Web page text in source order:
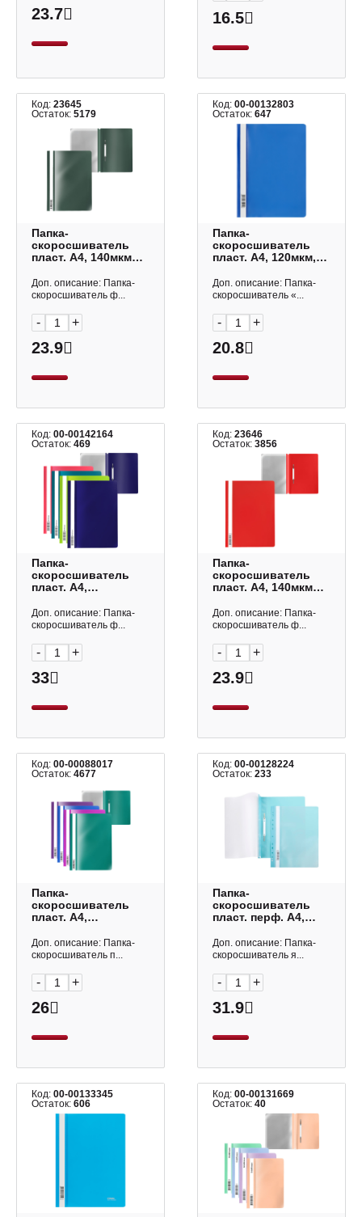
23.7 16.5
Код: 23645
Остаток: 5179
Папка-
скоросшиватель
пласт. А4, 140мкм
Классика" зеленый
ЕК16705/30659/46110/5000
Доп. описание: Папка-
скоросшиватель ф...
- +
23.9
Код:00-00132803
Остаток:647
Папка-
скоросшиватель
пласт. А4, 120мкм,
СТАММ
Доп. описание: Папка-
скоросшиватель «...
- +
20.8
Код: 00-00142164
Остаток: 469
Папка-
скоросшиватель
пласт. А4,
Риф" ассорти 62954
Erich Krause
Доп. описание: Папка-
скоросшиватель ф...
- +
33
Код:23646
Остаток:3856
Папка-
скоросшиватель
пласт. А4, 140мкм
Классика" красный
16703/30658
Доп. описание: Папка-
скоросшиватель ф...
- +
23.9
Код: 00-00088017
Остаток: 4677
Папка-
скоросшиватель
пласт. А4,
"Сияние. Апельсин"
ассорти 50021 Erich
Доп. описание: Папка-
скоросшиватель п...
- +
26
Код:00-00128224
Остаток:233
Папка-
скоросшиватель
пласт. перф. А4,
бирюзовый
AS4_00220 Hatber
Доп. описание: Папка-
скоросшиватель я...
- +
31.9
Код: 00-00133345
Остаток: 606
Код:00-00131669
Остаток:40